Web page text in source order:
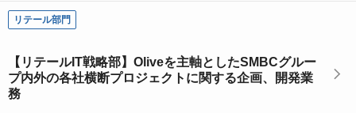
リテール部門
【リテールIT戦略部】Oliveを主軸としたSMBCグルー
プ内外の各社横断プロジェクトに関する企画、開発業
務